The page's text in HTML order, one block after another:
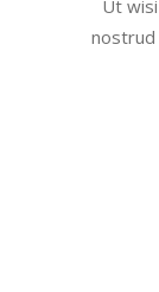
Ut